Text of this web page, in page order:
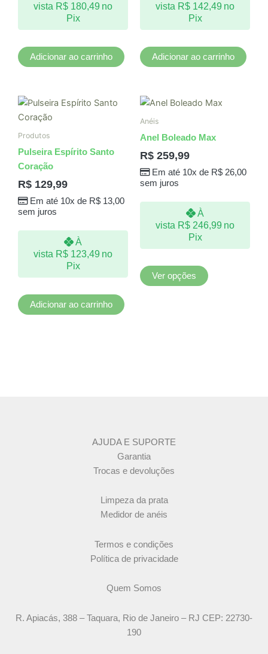
vista R$180,49 no
Pix
Adicionar ao carrinho
vista R$142,49 no
Pix
Adicionar ao carrinho
Produtos
Pulseira Espírito Santo
Coração
R$ 129,99
Em até 10x de R$13,00
sem juros
À
vista R$123,49 no
Pix
Adicionar ao carrinho
Anéis
Anel Boleado Max
R$ 259,99
Em até 10x de R$26,00
sem juros
À
vista R$246,99 no
Pix
Ver opções
Este
As
podem
escolhidas
do
AJUDA E SUPORTE
Garantia
Trocas e devoluções
Limpeza da prata
Medidor de anéis
Termos e condições
Política de privacidade
Quem Somos
R. Apiacás, 388 – Taquara, Rio de Janeiro – RJ CEP: 22730-
190